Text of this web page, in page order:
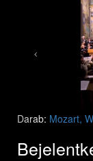
Mozart:
Mozart:
Darab: Mozart,